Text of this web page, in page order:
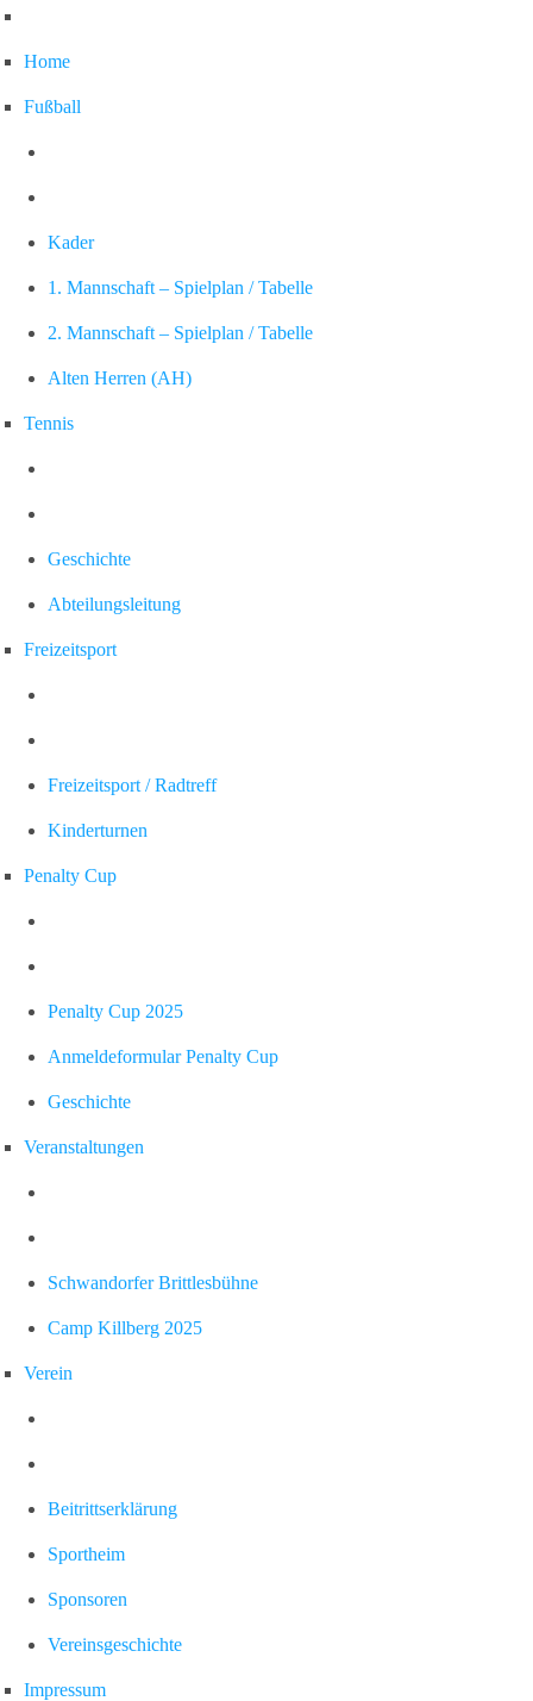
Home
Fußball
Kader
1. Mannschaft – Spielplan / Tabelle
2. Mannschaft – Spielplan / Tabelle
Alten Herren (AH)
Tennis
Geschichte
Abteilungsleitung
Freizeitsport
Freizeitsport / Radtreff
Kinderturnen
Penalty Cup
Penalty Cup 2025
Anmeldeformular Penalty Cup
Geschichte
Veranstaltungen
Schwandorfer Brittlesbühne
Camp Killberg 2025
Verein
Beitrittserklärung
Sportheim
Sponsoren
Vereinsgeschichte
Impressum